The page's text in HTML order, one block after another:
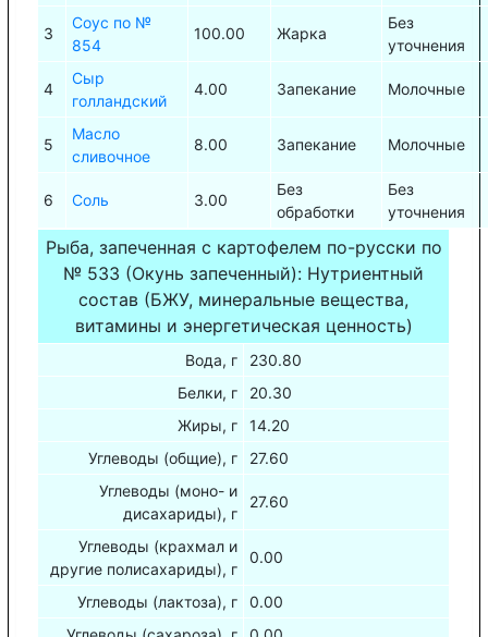
3
Соус по №
854
100.00 Жарка
Без
уточнения
4
Сыр
голландский
4.00 Запекание Молочные
5
Масло
сливочное
8.00 Запекание Молочные
6 Соль 3.00
Без
обработки
Без
уточнения
Рыба, запеченная с картофелем по-русски по
№ 533 (Окунь запеченный): Нутриентный
состав (БЖУ, минеральные вещества,
витамины и энергетическая ценность)
Вода, г
230.80
Белки, г
20.30
Жиры, г
14.20
Углеводы (общие), г
27.60
Углеводы (моно- и
дисахариды), г
27.60
Углеводы (крахмал и
другие полисахариды), г
0.00
Углеводы (лактоза), г
0.00